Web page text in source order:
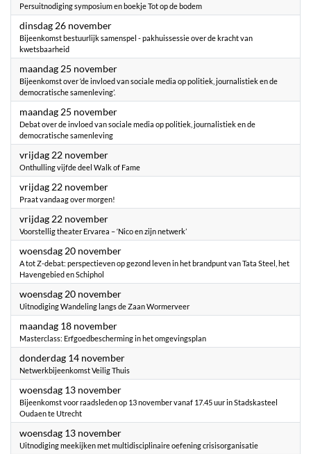
Persuitnodiging symposium en boekje Tot op de bodem
dinsdag 26 november2024
Bijeenkomst bestuurlijk samenspel - pakhuissessie over de kracht van
kwetsbaarheid
maandag 25 november2024
Bijeenkomst over ‘de invloed van sociale media op politiek, journalistiek en de
democratische samenleving’.
maandag 25 november2024
Debat over de invloed van sociale media op politiek, journalistiek en de
democratische samenleving
vrijdag 22 november2024
Onthulling vijfde deel Walk of Fame
vrijdag 22 november2024
Praat vandaag over morgen!
vrijdag 22 november2024
Voorstellig theater Ervarea – ‘Nico en zijn netwerk’
woensdag 20 november2024
A tot Z-debat: perspectieven op gezond leven in het brandpunt van Tata Steel, het
Havengebied en Schiphol
woensdag 20 november2024
Uitnodiging Wandeling langs de Zaan Wormerveer
maandag 18 november2024
Masterclass: Erfgoedbescherming in het omgevingsplan
donderdag 14 november2024
Netwerkbijeenkomst Veilig Thuis
woensdag 13 november2024
Bijeenkomst voor raadsleden op 13 november vanaf 17.45 uur in Stadskasteel
Oudaen te Utrecht
woensdag 13 november2024
Uitnodiging meekijken met multidisciplinaire oefening crisisorganisatie